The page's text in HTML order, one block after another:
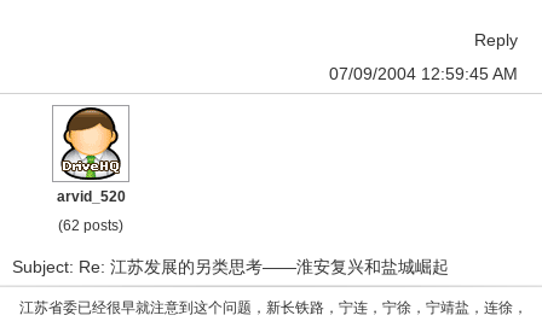
Reply
07/09/2004 12:59:45 AM
arvid_520
(62 posts)
Subject: Re: 江苏发展的另类思考——淮安复兴和盐城崛起
江苏省委已经很早就注意到这个问题，新长铁路，宁连，宁徐，宁靖盐，连徐，